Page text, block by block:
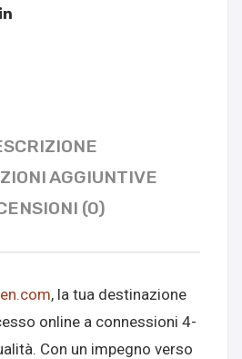
AGGIUNTIVE
(0)
, la tua destinazione
online a connessioni 4-
Con un impegno verso